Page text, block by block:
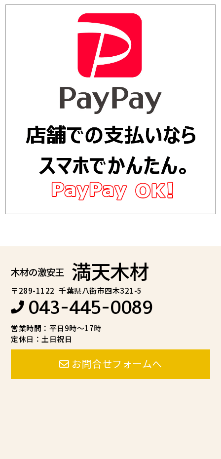
木材の激安王 満天木材
〒289-1122千葉県八街市四木321-5
043-445-0089
営業時間：平日9時～17時
定休日：土日祝日
お問合せフォームへ